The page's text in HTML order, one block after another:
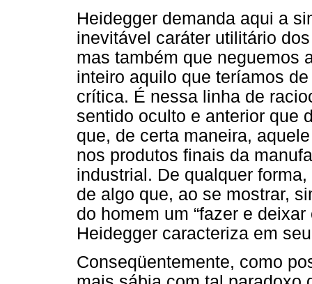
Heidegger demanda aqui a
inevitável caráter utilitário
mas também que neguemos
inteiro aquilo que teríamos
crítica. É nessa linha de
sentido oculto e anterior que
que, de certa maneira,
nos produtos finais da
industrial. De qualquer
de algo que, ao se mostrar,
do homem um “fazer e deixar
Heidegger caracteriza em
Conseqüentemente, como